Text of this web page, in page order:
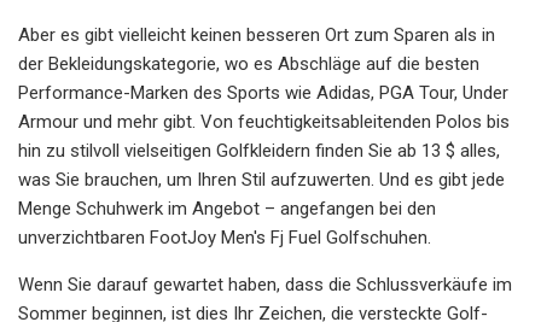
Aber es gibt vielleicht keinen besseren Ort zum Sparen als in
der Bekleidungskategorie, wo es Abschläge auf die besten
Performance-Marken des Sports wie Adidas, PGA Tour, Under
Armour und mehr gibt. Von feuchtigkeitsableitenden Polos bis
hin zu stilvoll vielseitigen Golfkleidern finden Sie ab 13 $ alles,
was Sie brauchen, um Ihren Stil aufzuwerten. Und es gibt jede
Menge Schuhwerk im Angebot – angefangen bei den
unverzichtbaren FootJoy Men's Fj Fuel Golfschuhen.
Wenn Sie darauf gewartet haben, dass die Schlussverkäufe im
Sommer beginnen, ist dies Ihr Zeichen, die versteckte Golf-